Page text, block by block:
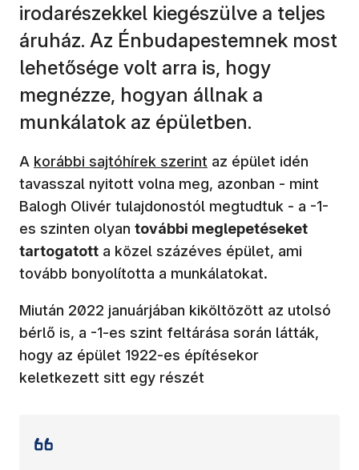
irodarészekkel kiegészülve a teljes
áruház. Az Énbudapestemnek most
lehetősége volt arra is, hogy
megnézze, hogyan állnak a
munkálatok az épületben.
A (új ablakban nyílik meg)
korábbi sajtóhírek szerint az épület idén
tavasszal nyitott volna meg, azonban - mint
Balogh Olivér tulajdonostól megtudtuk - a -1-
es szinten olyan további meglepetéseket
tartogatott a közel százéves épület, ami
tovább bonyolította a munkálatokat.
Miután 2022 januárjában kiköltözött az utolsó
bérlő is, a -1-es szint feltárása során látták,
hogy az épület 1922-es építésekor
keletkezett sitt egy részét